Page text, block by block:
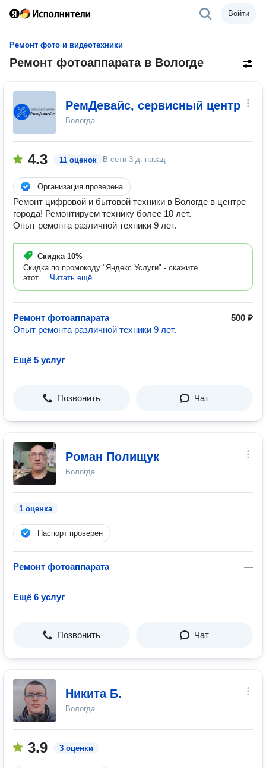
Войти
Ремонт фото и видеотехники
Ремонт фотоаппарата в Вологде
РемДевайс, сервисный центр
Вологда
4.3 11 оценок В сети 3 д. назад
Организация проверена
Ремонт цифровой и бытовой техники в Вологде в центре
города! Ремонтируем технику более 10 лет.
Опыт ремонта различной техники 9 лет.
Скидка 10%
Скидка по промокоду "Яндекс.Услуги" - скажите
этот...
Читать ещё
Ремонт фотоаппарата
500 ₽
Опыт ремонта различной техники 9 лет.
Ещё 5 услуг
Позвонить Чат
Роман Полищук
Вологда
1 оценка
Паспорт проверен
Ремонт фотоаппарата —
Ещё 6 услуг
Позвонить Чат
Никита Б.
Вологда
3.9 3 оценки